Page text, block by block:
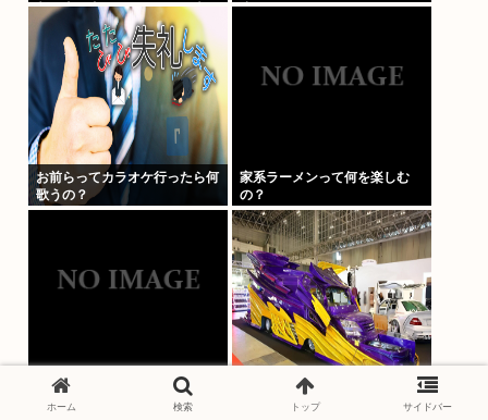
判で土下座してないキミは本気
じゃないな」
止へwmwmwmwmwmwmw
お前らってカラオケ行ったら何
歌うの？
家系ラーメンって何を楽しむ
の？
【超朗報】オレンジジュース、
安くなる。
その筋では超有名なバニング・
カスタムカー、解体現場で発見
され話題に
ホーム 検索 トップ サイドバー